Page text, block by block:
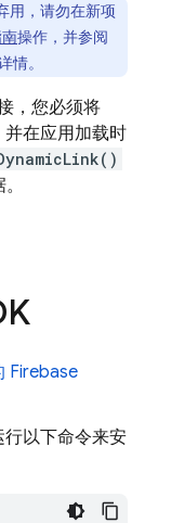
用，请勿在新项
操作，并参阅
情。
，您必须将
并在应用加载时
Firebase
以下命令来安